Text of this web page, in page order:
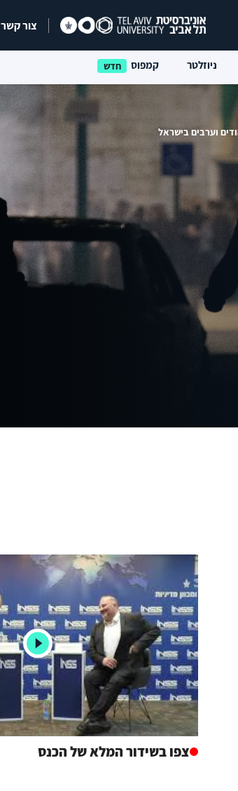
צור קשר
ניוזלטר קמפוס
וערבים בישראל
צפו בשידור המלא של הכנס